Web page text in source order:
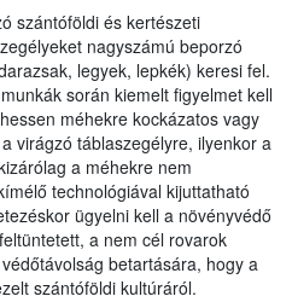
szántóföldi és kertészeti
nagyszámú beporzó
legyek, lepkék) keresi fel.
során kiemelt figyelmet kell
méhekre kockázatos vagy
virágzó táblaszegélyre, ilyenkor a
a méhekre nem
technológiával kijuttatható
ügyelni kell a növényvédő
a nem cél rovarok
betartására, hogy a
szántóföldi kultúráról.